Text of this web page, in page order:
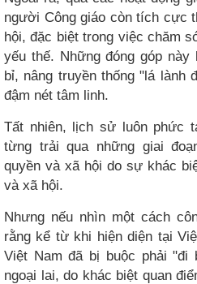
người Công giáo còn tích cực
hội, đặc biệt trong việc chăm
yếu thế. Những đóng góp này
bỉ, nâng truyền thống "lá lành
đậm nét tâm linh.
Tất nhiên, lịch sử luôn phức
từng trải qua những giai
quyền và xã hội do sự khác
và xã hội.
Nhưng nếu nhìn một cách
rằng kể từ khi hiện diện tại
Việt Nam đã bị buộc phải "đi
ngoại lai, do khác biệt quan